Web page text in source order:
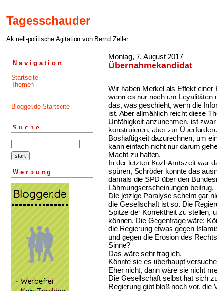
Tagesschauder
Aktuell-politische Agitation von Bernd Zeller
Navigation
Startseite
Themen
Blogger.de Startseite
Suche
Werbung
Montag, 7. August 2017
Übernahmekandidat
Wir haben Merkel als Effekt einer
wenn es nur noch um Loyalitäten
das, was geschieht, wenn die
ist. Aber allmählich reicht diese
Unfähigkeit anzunehmen, ist
konstruieren, aber zur
Boshaftigkeit dazurechnen, um
kann einfach nicht nur darum
Macht zu halten.
In der letzten Kozl-Amtszeit war
spüren, Schröder konnte das
damals die SPD über den
Lähmungserscheinungen beitrug.
Die jetzige Paralyse scheint gar
die Gesellschaft ist so. Die
Spitze der Korrektheit zu stellen,
können. Die Gegenfrage wäre:
die Regierung etwas gegen
und gegen die Erosion des
Sinne?
Das wäre sehr fraglich.
Könnte sie es überhaupt
Eher nicht, dann wäre sie nicht
Die Gesellschaft selbst hat sich
Regierung gibt bloß noch vor, die